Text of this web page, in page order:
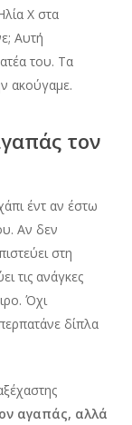
Χ στα
Αυτή
του. Τα
ακούγαμε.
τον
έντ αν έστω
Αν δεν
στη
τις ανάγκες
Όχι
δίπλα
αγαπάς, αλλά